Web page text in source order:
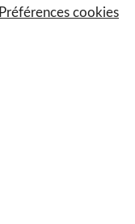
Préférences cookies